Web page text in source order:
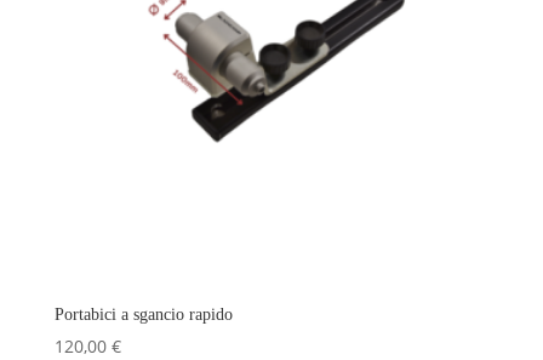
Portabici a sgancio rapido
120,00 €